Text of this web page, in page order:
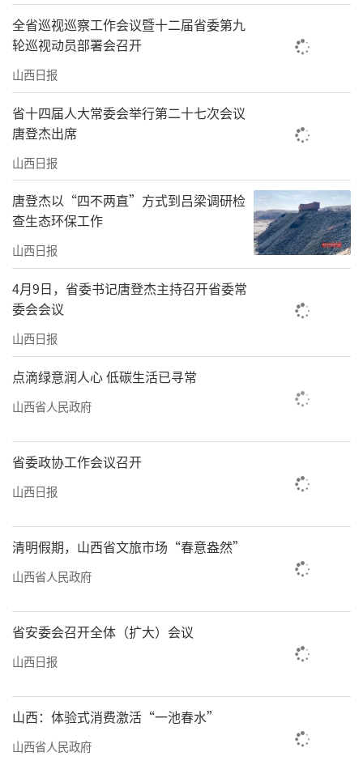
全省巡视巡察工作会议暨十二届省委第九
轮巡视动员部署会召开
山西日报
省十四届人大常委会举行第二十七次会议
唐登杰出席
山西日报
唐登杰以“四不两直”方式到吕梁调研检
查生态环保工作
山西日报
4月9日，省委书记唐登杰主持召开省委常
委会会议
山西日报
点滴绿意润人心 低碳生活已寻常
山西省人民政府
省委政协工作会议召开
山西日报
清明假期，山西省文旅市场“春意盎然”
山西省人民政府
省安委会召开全体（扩大）会议
山西日报
山西：体验式消费激活“一池春水”
山西省人民政府